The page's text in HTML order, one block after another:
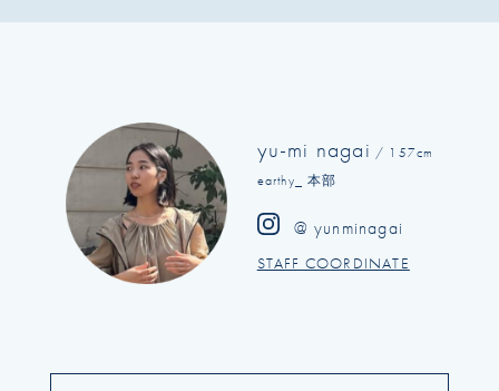
yu-mi nagai / 157cm
earthy_ 本部
@ yunminagai
STAFF COORDINATE